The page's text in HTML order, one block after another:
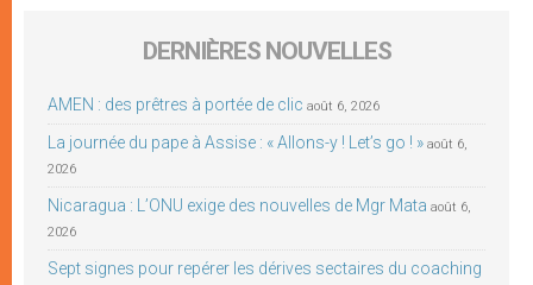
DERNIÈRES NOUVELLES
AMEN : des prêtres à portée de clic août 6, 2026
La journée du pape à Assise : « Allons-y ! Let’s go ! » août 6,
2026
Nicaragua : L’ONU exige des nouvelles de Mgr Mata août 6,
2026
Sept signes pour repérer les dérives sectaires du coaching